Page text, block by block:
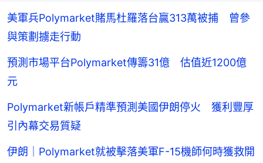
美軍兵Polymarket賭馬杜羅落台贏313萬被捕 曾參
與策劃擄走行動
預測市場平台Polymarket傳籌31億 估值近1200億
元
Polymarket新帳戶精準預測美國伊朗停火 獲利豐厚
引內幕交易質疑
伊朗｜Polymarket就被擊落美軍F-15機師何時獲救開